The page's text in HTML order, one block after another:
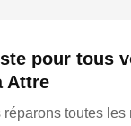
pour tous
Attre
toutes les